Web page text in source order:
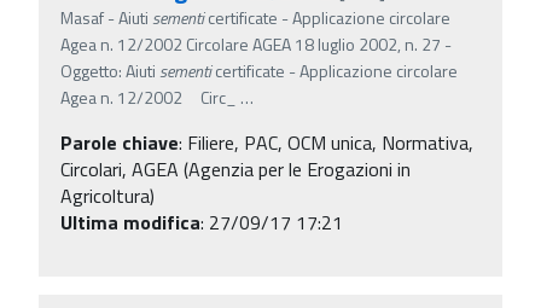
Masaf - Aiuti sementicertificate - Applicazione circolare
Agea n. 12/2002 Circolare AGEA 18 luglio 2002, n. 27 -
Oggetto: Aiuti sementicertificate - Applicazione circolare
Agea n. 12/2002 Circ_
…
Parole chiave: Filiere, PAC, OCM unica, Normativa,
Circolari, AGEA (Agenzia per le Erogazioni in
Agricoltura)
Ultima modifica: 27/09/17 17:21